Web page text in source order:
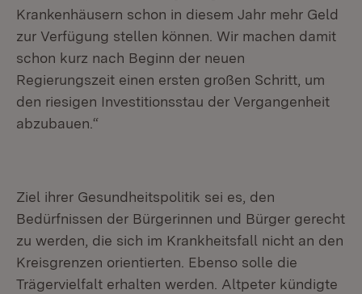
Krankenhäusern schon in diesem Jahr mehr Geld
zur Verfügung stellen können. Wir machen damit
schon kurz nach Beginn der neuen
Regierungszeit einen ersten großen Schritt, um
den riesigen Investitionsstau der Vergangenheit
abzubauen.“
Ziel ihrer Gesundheitspolitik sei es, den
Bedürfnissen der Bürgerinnen und Bürger gerecht
zu werden, die sich im Krankheitsfall nicht an den
Kreisgrenzen orientierten. Ebenso solle die
Trägervielfalt erhalten werden. Altpeter kündigte